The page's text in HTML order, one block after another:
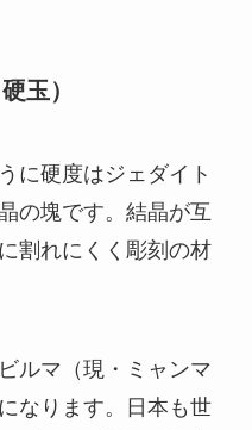
玉）
に硬度はジェダイト
の塊です。結晶が互
割れにくく彫刻の材
ルマ（現・ミャンマ
なります。日本も世